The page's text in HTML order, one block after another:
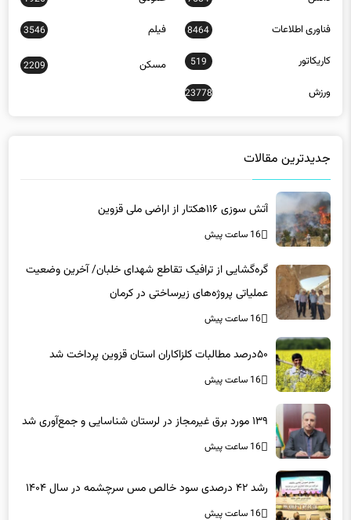
فناوری اطلاعات 8464 فیلم 3546
کاریکاتور 519 مسکن 2209
ورزش 23778
جدیدترین مقالات
آتش سوزی ۱۱۶هکتار از اراضی ملی قزوین
16 ساعت پیش
گره‌گشایی از ترافیک تقاطع شهدای خلبان/ آخرین وضعیت
عملیاتی پروژه‌های زیرساختی در کرمان
16 ساعت پیش
۵۰درصد مطالبات کلزاکاران استان قزوین پرداخت شد
16 ساعت پیش
۱۳۹ مورد برق غیرمجاز در لرستان شناسایی و جمع‌آوری شد
16 ساعت پیش
رشد ۴۲ درصدی سود خالص مس سرچشمه در سال ۱۴۰۴
16 ساعت پیش